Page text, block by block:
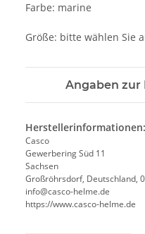
Farbe: marine
Größe: bitte wählen Sie
Angaben
Herstellerinformationen:
Casco
Gewerbering Süd 11
Sachsen
Großröhrsdorf, Deutschland,
info@casco-helme.de
https://www.casco-helme.de